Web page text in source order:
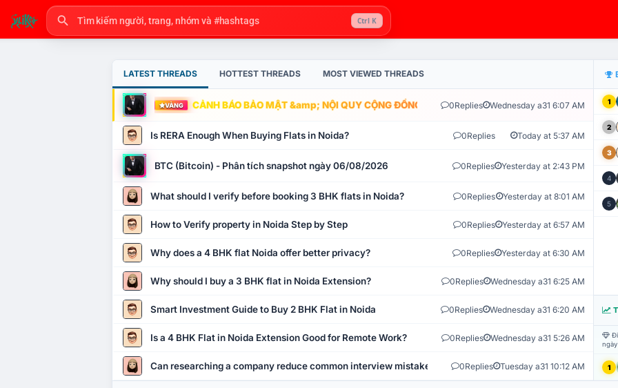
Ctrl K
LATEST THREADS HOTTEST THREADS MOST VIEWED THREADS
VÀNG CẢNH BÁO BẢO MẬT &amp; NỘI QUY CỘNG ĐỒNG VLIKE.VN: HỆ THỐNG GIÁM SÁT TỰ
0Replies Wednesday a31 6:07 AM
Is RERA Enough When Buying Flats in Noida? 0Replies Today at 5:37 AM
BTC (Bitcoin) - Phân tích snapshot ngày 06/08/2026 0Replies Yesterday at 2:43 PM
What should I verify before booking 3 BHK flats in Noida? 0Replies Yesterday at 8:01 AM
How to Verify property in Noida Step by Step 0Replies Yesterday at 6:57 AM
Why does a 4 BHK flat Noida offer better privacy? 0Replies Yesterday at 6:30 AM
Why should I buy a 3 BHK flat in Noida Extension? 0Replies Wednesday a31 6:25 AM
Smart Investment Guide to Buy 2 BHK Flat in Noida 0Replies Wednesday a31 6:20 AM
Is a 4 BHK Flat in Noida Extension Good for Remote Work? 0Replies Wednesday a31 5:26 AM
Can researching a company reduce common interview mistakes? 0Replies Tuesday a31 10:12 AM
1
2
3
4
5
1